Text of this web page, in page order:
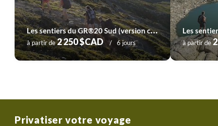
L
es sentiers du GR®20 Sud (version confort)
à partir de2 250 $CAD 6 jours à partir de
Privatiser votre voyage